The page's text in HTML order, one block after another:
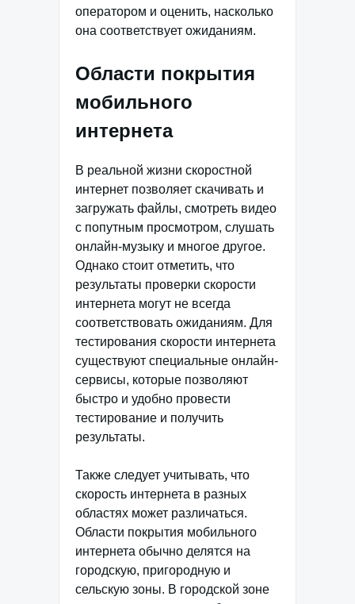
оператором и оценить, насколько
она соответствует ожиданиям.
Области покрытия
мобильного
интернета
В реальной жизни скоростной
интернет позволяет скачивать и
загружать файлы, смотреть видео
с попутным просмотром, слушать
онлайн-музыку и многое другое.
Однако стоит отметить, что
результаты проверки скорости
интернета могут не всегда
соответствовать ожиданиям. Для
тестирования скорости интернета
существуют специальные онлайн-
сервисы, которые позволяют
быстро и удобно провести
тестирование и получить
результаты.
Также следует учитывать, что
скорость интернета в разных
областях может различаться.
Области покрытия мобильного
интернета обычно делятся на
городскую, пригородную и
сельскую зоны. В городской зоне